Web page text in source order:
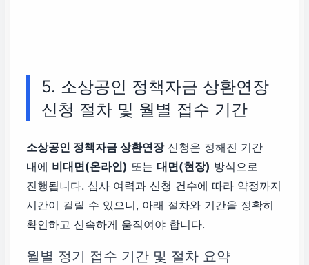
5. 소상공인 정책자금 상환연장
신청 절차 및 월별 접수 기간
소상공인 정책자금 상환연장신청은 정해진 기간
내에 비대면(온라인) 또는대면(현장) 방식으로
진행됩니다. 심사 여력과 신청 건수에 따라 약정까지
시간이 걸릴 수 있으니, 아래 절차와 기간을 정확히
확인하고 신속하게 움직여야 합니다.
월별 정기 접수 기간 및 절차 요약